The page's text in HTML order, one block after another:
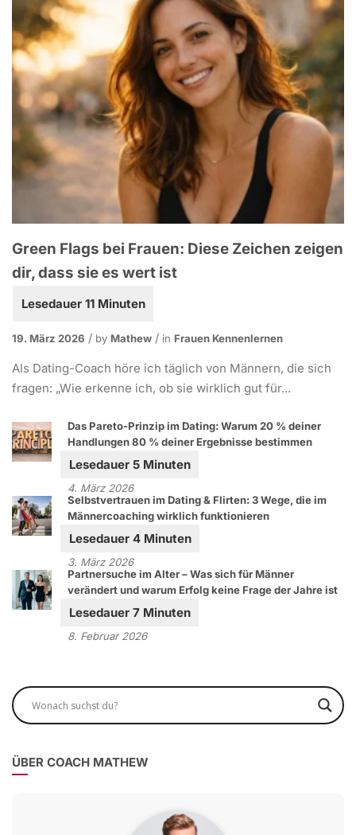
Green Flags bei Frauen: Diese Zeichen zeigen
dir, dass sie es wert ist
19. März 2026 by Mathew in Frauen Kennenlernen
Als Dating-Coach höre ich täglich von Männern, die sich
fragen: „Wie erkenne ich, ob sie wirklich gut für...
Das Pareto-Prinzip im Dating: Warum 20 % deiner
Handlungen 80 % deiner Ergebnisse bestimmen
4. März 2026
Selbstvertrauen im Dating & Flirten: 3 Wege, die im
Männercoaching wirklich funktionieren
3. März 2026
Partnersuche im Alter – Was sich für Männer
verändert und warum Erfolg keine Frage der Jahre ist
8. Februar 2026
ÜBER COACH MATHEW